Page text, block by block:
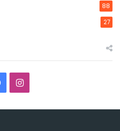
88
27
FacebookInstagram